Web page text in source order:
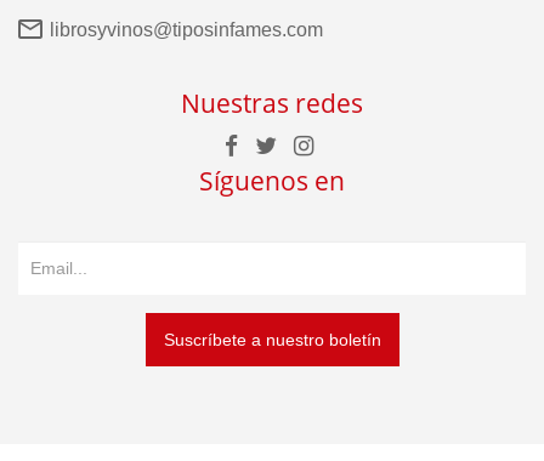
librosyvinos@tiposinfames.com
Nuestras redes
Síguenos en
Suscríbete a nuestro boletín